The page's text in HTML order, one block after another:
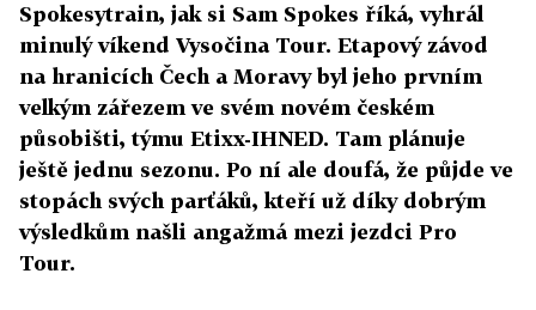
Spokesytrain, jak si Sam Spokes říká, vyhrál
minulý víkend Vysočina Tour. Etapový závod
na hranicích Čech a Moravy byl jeho prvním
velkým zářezem ve svém novém českém
působišti, týmu Etixx-IHNED. Tam plánuje
ještě jednu sezonu. Po ní ale doufá, že půjde ve
stopách svých parťáků, kteří už díky dobrým
výsledkům našli angažmá mezi jezdci Pro
Tour.